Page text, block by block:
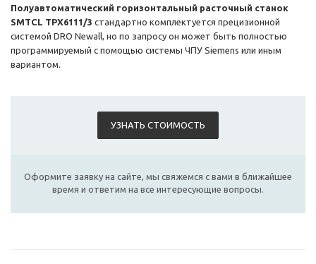
Полуавтоматический горизонтальный расточный станок
SMTCL TPX6111/3 стандартно комплектуется прецизионной
системой DRO Newall, но по запросу он может быть полностью
программируемый с помощью системы ЧПУ Siemens или иным
вариантом.
УЗНАТЬ СТОИМОСТЬ
Оформите заявку на сайте, мы свяжемся с вами в ближайшее
время и ответим на все интересующие вопросы.